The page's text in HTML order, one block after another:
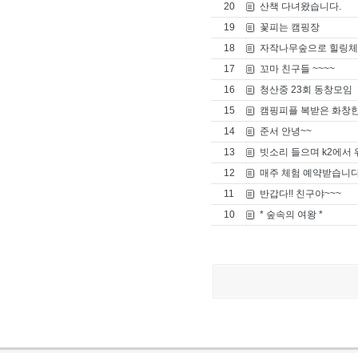
20
산책 다녀왔습니다.
19
꽃피는 캠핑장
18
자작나무숲으로 힐링
17
꼬마 친구들 ~~~~
16
청산중 23회 동창모임
15
캠핑피플 복받은 화창
14
준서 안녕~~
13
빗소리 들으며 k2에서
12
매주 체험 예약받습니
11
반갑다!! 친구야~~~
10
* 숲속의 여왕 *